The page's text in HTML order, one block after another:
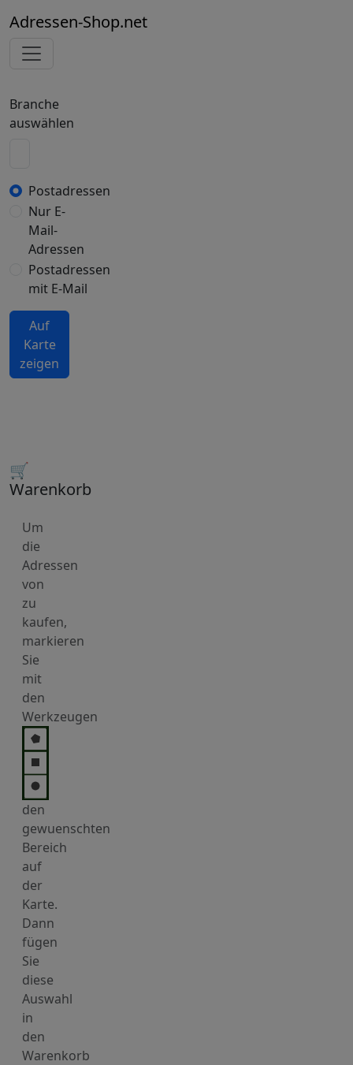
Adressen-Shop.net
Branche
auswählen
Postadressen
Nur E-
Mail-
Adressen
Postadressen
mit E-Mail
Auf
Karte
zeigen
🛒
Warenkorb
Um
die
Adressen
von
zu
kaufen,
markieren
Sie
mit
den
Werkzeugen
den
gewuenschten
Bereich
auf
der
Karte.
Dann
fügen
Sie
diese
Auswahl
in
den
Warenkorb